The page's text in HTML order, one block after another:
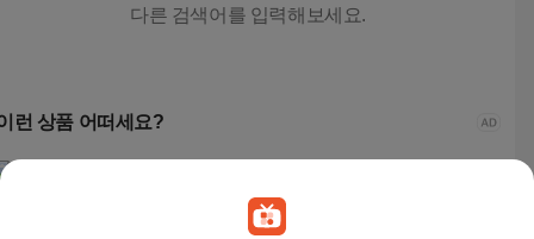
다른 검색어를 입력해보세요.
런 상품 어떠세요?